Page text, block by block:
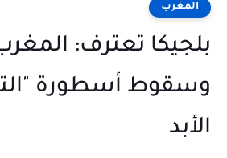
المغرب
بلجيكا تعترف:
وسقوط أسطورة
الأبد